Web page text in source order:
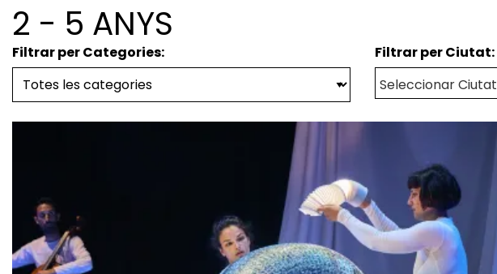
2 - 5 ANYS
Filtrar per Categories: Filtrar per Ciutat: